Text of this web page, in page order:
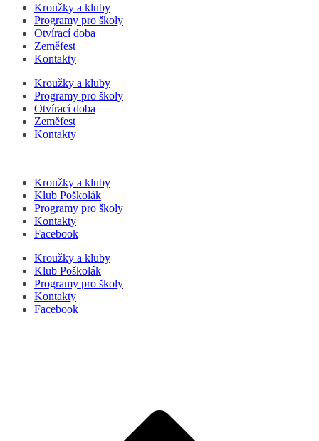
Kroužky a kluby
Programy pro školy
Otvírací doba
Zeměfest
Kontakty
Kroužky a kluby
Programy pro školy
Otvírací doba
Zeměfest
Kontakty
Kroužky a kluby
Klub Poškolák
Programy pro školy
Kontakty
Facebook
Kroužky a kluby
Klub Poškolák
Programy pro školy
Kontakty
Facebook